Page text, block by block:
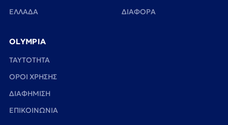
ΕΛΛΑΔΑ
ΔΙΑΦΟΡΑ
OLYMPIA
TAYTOTHTA
ΟΡΟΙ ΧΡΗΣΗΣ
ΔΙΑΦΗΜΙΣΗ
ΕΠΙΚΟΙΝΩΝΙΑ